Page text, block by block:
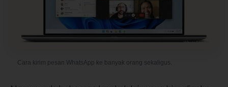
Cara kirim pesan WhatsApp ke banyak orang sekaligus.